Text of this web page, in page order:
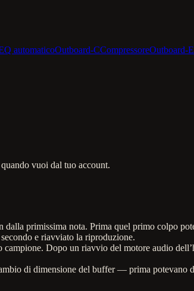
automaticoOutboard-CCompressoreOutboard-
vuoi dal tuo account.
primissima nota. Prima quel primo colpo
e riavviato la riproduzione.
Dopo un riavvio del motore audio
di dimensione del buffer — prima potevano